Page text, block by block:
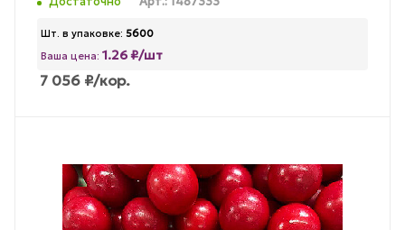
Шт. в упаковке: 5600
Ваша цена: 1.26 ₽/шт
7 056 ₽/кор.